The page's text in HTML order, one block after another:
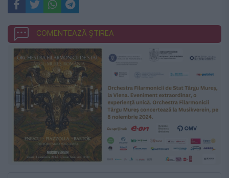
COMENTEAZĂ ȘTIREA